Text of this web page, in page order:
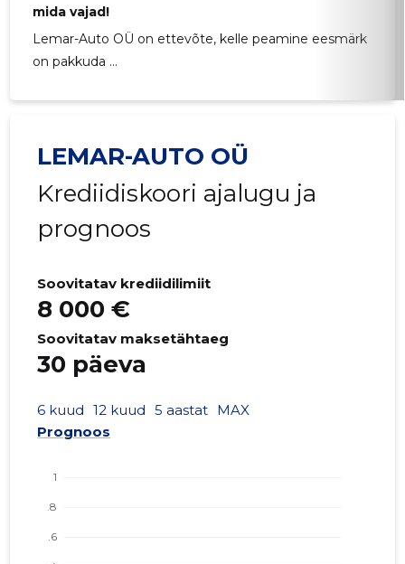
mida vajad!
Lemar-Auto OÜ on ettevõte, kelle peamine eesmärk
on pakkuda ...
LEMAR-AUTO OÜ
Krediidiskoori ajalugu ja
prognoos
Soovitatav krediidilimiit
8 000 €
Soovitatav maksetähtaeg
30 päeva
6 kuud 12 kuud 5 aastat MAX
Prognoos